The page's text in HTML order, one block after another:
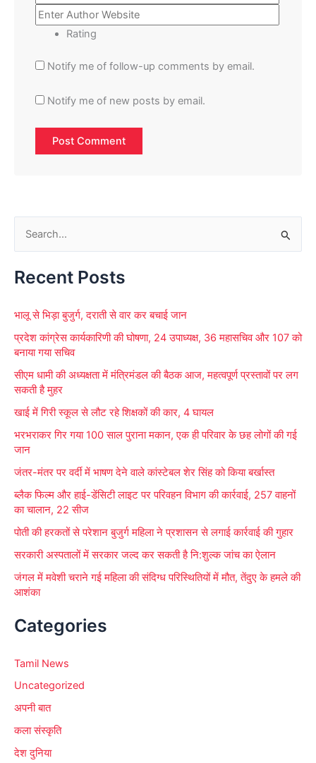
Rating
Notify me of follow-up comments by email.
Notify me of new posts by email.
a
c
h
f
o
Recent Posts
भालू से भिड़ा बुजुर्ग, दराती से वार कर बचाई जान
प्रदेश कांग्रेस कार्यकारिणी की घोषणा, 24 उपाध्यक्ष, 36 महासचिव और 107 को
बनाया गया सचिव
सीएम धामी की अध्यक्षता में मंत्रिमंडल की बैठक आज, महत्वपूर्ण प्रस्तावों पर लग
सकती है मुहर
खाई में गिरी स्कूल से लौट रहे शिक्षकों की कार, 4 घायल
भरभराकर गिर गया 100 साल पुराना मकान, एक ही परिवार के छह लोगों की गई
जान
जंतर-मंतर पर वर्दी में भाषण देने वाले कांस्टेबल शेर सिंह को किया बर्खास्त
ब्लैक फिल्म और हाई-डेंसिटी लाइट पर परिवहन विभाग की कार्रवाई, 257 वाहनों
का चालान, 22 सीज
पोती की हरकतों से परेशान बुजुर्ग महिला ने प्रशासन से लगाई कार्रवाई की गुहार
सरकारी अस्पतालों में सरकार जल्द कर सकती है नि:शुल्क जांच का ऐलान
जंगल में मवेशी चराने गई महिला की संदिग्ध परिस्थितियों में मौत, तेंदुए के हमले की
आशंका
Categories
Tamil News
Uncategorized
अपनी बात
कला संस्कृति
देश दुनिया